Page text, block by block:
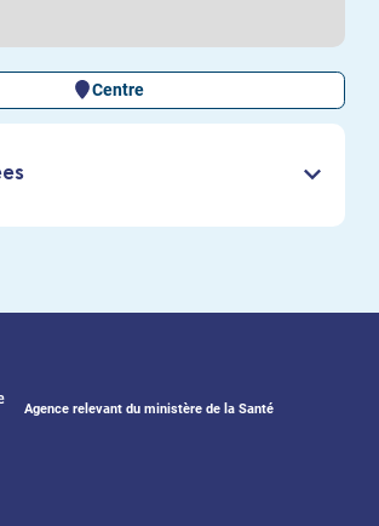
Centre
Agence relevant du ministère de la Santé